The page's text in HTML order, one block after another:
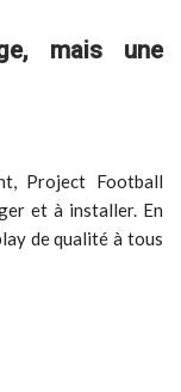
mais une
Project Football
et à installer. En
de qualité à tous